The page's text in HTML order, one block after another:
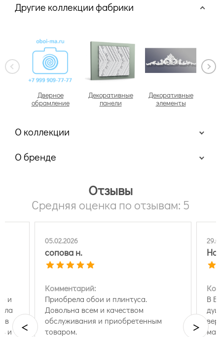
Другие коллекции фабрики
Дверное
обрамление
Декоративные
панели
Декоративные
элементы
О коллекции
О бренде
Отзывы
Средняя оценка по отзывам: 5
и
в
и
05.02.2026
сопова н.
Комментарий:
Приобрела обои и плинтуса.
Довольна всем и качеством
обслуживания и приобретенным
товаром.
В
< >